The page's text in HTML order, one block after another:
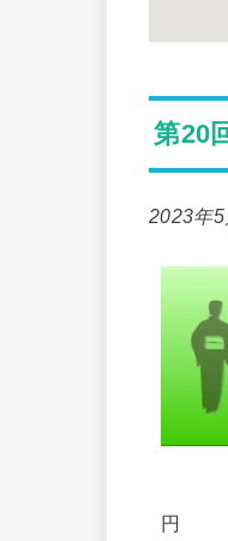
第20
2023年
円